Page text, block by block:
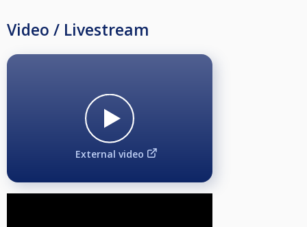
Video / Livestream
External video